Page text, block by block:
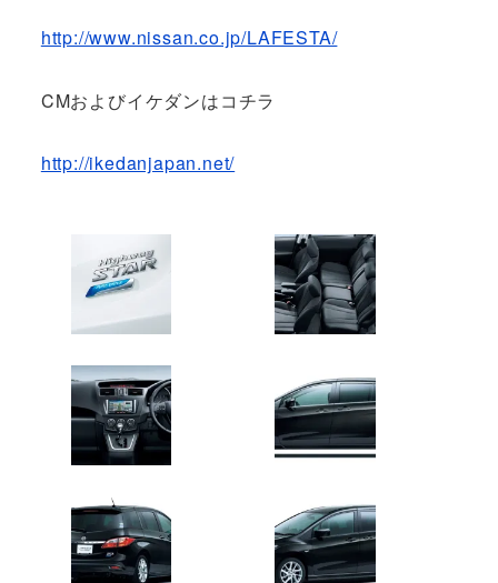
http://www.nissan.co.jp/LAFESTA/
CMおよびイケダンはコチラ
http://ikedanjapan.net/